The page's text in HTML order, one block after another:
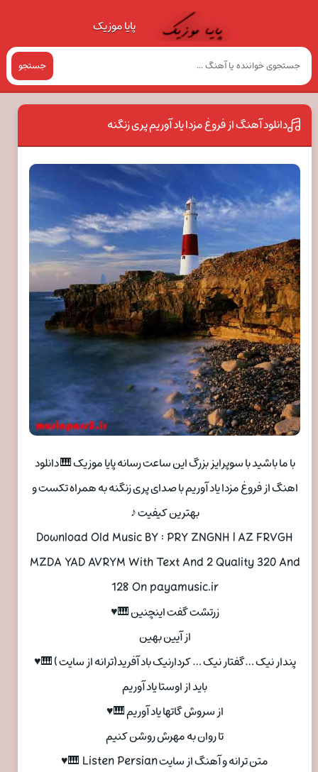
پایا موزیک
جستجو
دانلود آهنگ از فروغ مزدا یاد آوریم پری زنگنه
با ما باشید با سوپرایز بزرگ این ساعت رسانه پایا موزیک 🎹 دانلود
اهنگ از فروغ مزدا یاد آوریم با صدای پری زنگنه به همراه تکست و
بهترین کیفیت ♪
Download Old Music BY : PRY ZNGNH | AZ FRVGH
MZDA YAD AVRYM With Text And 2 Quality 320 And
128 On payamusic.ir
زرتشت گفت اینچنین 🎹♥
از آیین بهین
پندار نیک …گفتار نیک … کردارنیک باد آفرید(ترانه از سایت ) 🎹♥
باید از اوستا یاد آوریم
از سروش گاتها یاد آوریم 🎹♥
تا روان به مهرش روشن کنیم
متن ترانه و آهنگ از سایت Listen Persian 🎹♥